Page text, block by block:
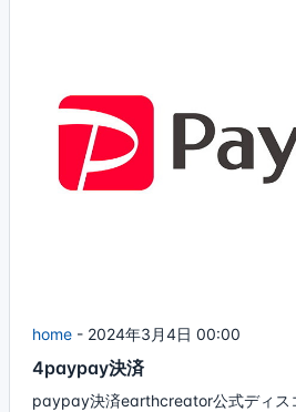
home - 2024年3月4日 00:00
4paypay決済
paypay決済earthcreator公式ディス